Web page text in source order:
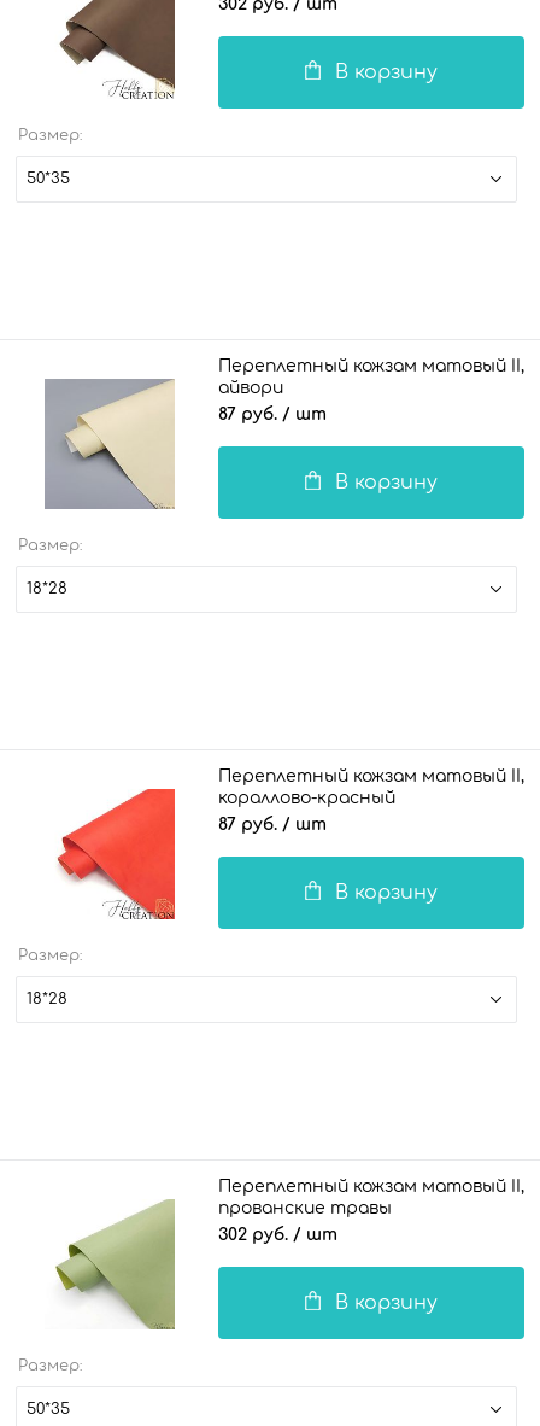
302 руб. / шт
В корзину
Размер:
50*35
Переплетный кожзам матовый II,
айвори
87 руб. / шт
В корзину
Размер:
18*28
Переплетный кожзам матовый II,
кораллово-красный
87 руб. / шт
В корзину
Размер:
18*28
Переплетный кожзам матовый II,
прованские травы
302 руб. / шт
В корзину
Размер:
50*35